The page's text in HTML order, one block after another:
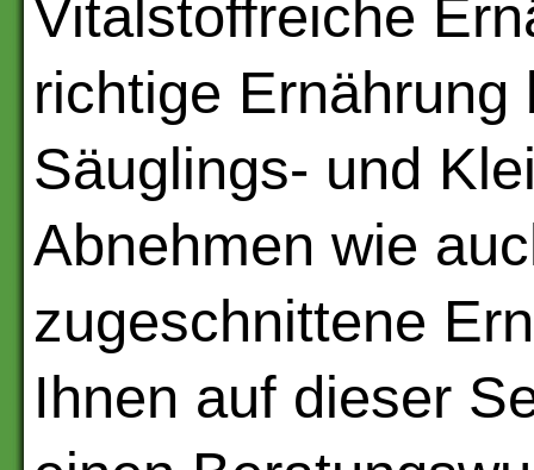
Vitalstoffreiche
richtige
Säuglings- und
Abnehmen wie
zugeschnittene
Ihnen auf dieser